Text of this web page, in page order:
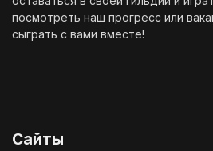
посмотреть наш прогресс или
сыграть с вами вместе!
Сайты